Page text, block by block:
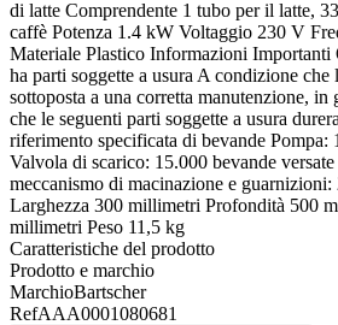
di latte Comprendente 1 tubo per il latte,
caffè Potenza 1.4 kW Voltaggio 230 V
Materiale Plastico Informazioni Importanti
ha parti soggette a usura A condizione che
sottoposta a una corretta manutenzione, in
che le seguenti parti soggette a usura
riferimento specificata di bevande Pompa:
Valvola di scarico: 15.000 bevande
meccanismo di macinazione e guarnizioni:
Larghezza 300 millimetri Profondità 500
millimetri Peso 11,5 kg
Caratteristiche del prodotto
Prodotto e marchio
MarchioBartscher
RefAAA0001080681